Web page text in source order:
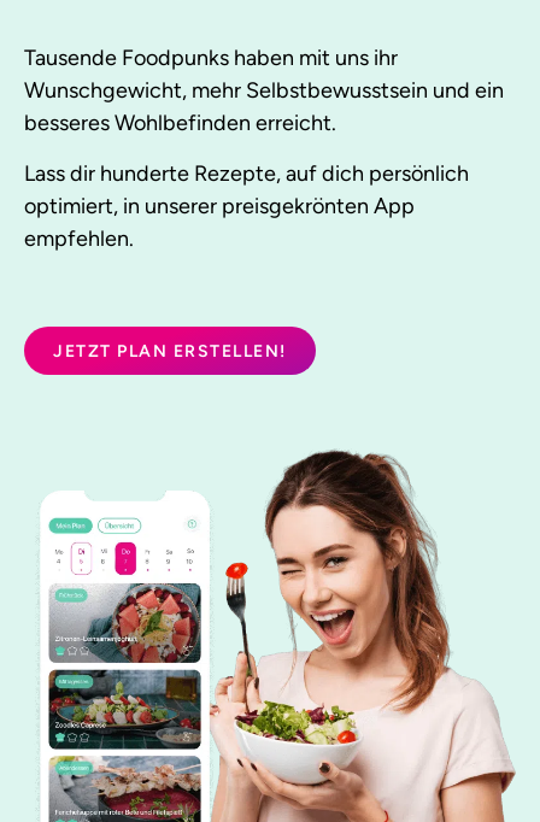
Tausende Foodpunks haben mit uns ihr
Wunschgewicht, mehr Selbstbewusstsein und ein
besseres Wohlbefinden erreicht.
Lass dir hunderte Rezepte, auf dich persönlich
optimiert, in unserer preisgekrönten App
empfehlen.
JETZT PLAN ERSTELLEN!